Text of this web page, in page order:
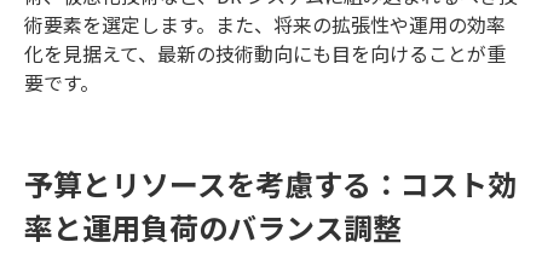
術要素を選定します。また、将来の拡張性や運用の効率
化を見据えて、最新の技術動向にも目を向けることが重
要です。
予算とリソースを考慮する：コスト効
率と運用負荷のバランス調整